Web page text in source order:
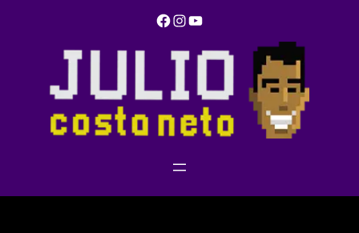
Facebook Instagram YouTube